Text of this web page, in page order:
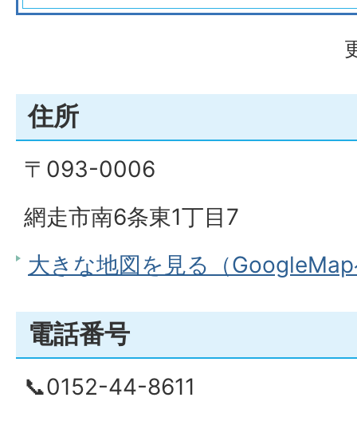
住所
〒093-0006
網走市南6条東1丁目7
大きな地図を見る（
電話番号
📞0152-44-8611